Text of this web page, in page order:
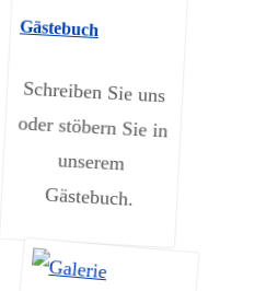
Gästebuch
Schreiben Sie uns
oder stöbern Sie in
unserem
Gästebuch.